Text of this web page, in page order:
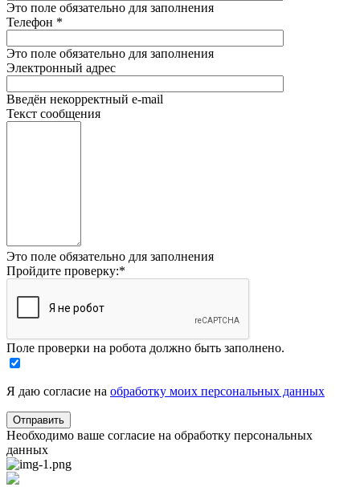
Это поле обязательно для заполнения
Телефон *
Это поле обязательно для заполнения
Электронный адрес
Введён некорректный e-mail
Текст сообщения
Это поле обязательно для заполнения
Пройдите проверку:*
Поле проверки на робота должно быть заполнено.
Я даю согласие на обработку моих персональных данных
Необходимо ваше согласие на обработку персональных
данных